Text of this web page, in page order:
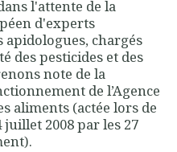
l'attente de la
d'experts
chargés
des pesticides et des
note de la
de l’Agence
aliments (actée lors de
2008 par les 27